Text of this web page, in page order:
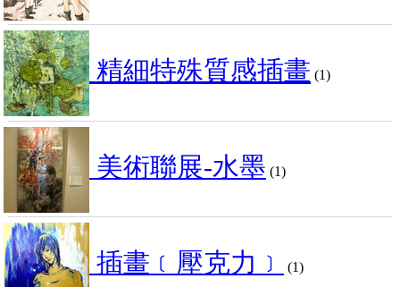
精細特殊質感插畫 (1)
美術聯展-水墨 (1)
插畫﹝壓克力﹞ (1)